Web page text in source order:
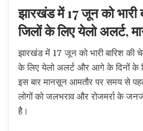
झारखंड में 17 जून को भारी
जिलों के लिए येलो अलर्ट,
दस्तक देगा
झारखंड में 17 जून को भारी बारिश की
के लिए येलो अलर्ट और आगे के दिनों के
इस बार मानसून आमतौर पर समय से
लोगों को जलभराव और रोजमर्रा के
है।